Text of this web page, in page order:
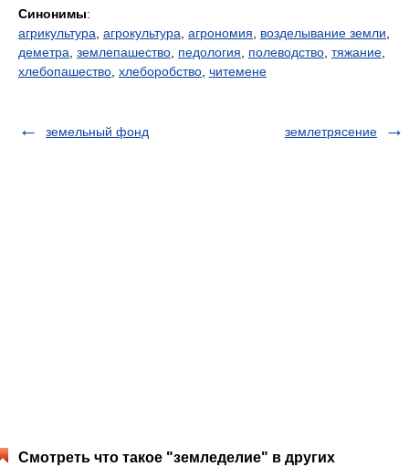
Синонимы:
агрикультура агрокультура агрономия возделывание земли
деметра землепашество педология полеводство тяжание
хлебопашество хлеборобство читемене
земельный фонд землетрясение
Смотреть что такое "земледелие" в других